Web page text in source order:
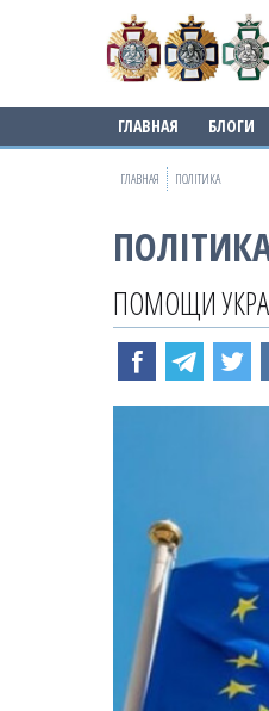
ГЛАВНАЯ БЛОГИ
ГЛАВНАЯ ПОЛІТИКА
ПОМОЩИ